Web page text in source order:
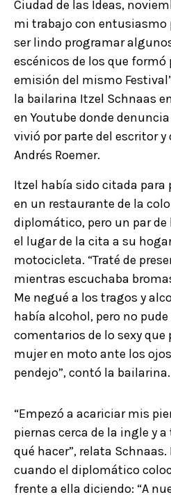
Ciudad de las Ideas,
mi trabajo con entusiasmo
ser lindo programar
escénicos de los que
emisión del mismo
la bailarina Itzel Schnaas
en Youtube donde
vivió por parte del escritor
Andrés Roemer.
Itzel había sido citada para
en un restaurante de la
diplomático, pero un par
el lugar de la cita a su
motocicleta. “Traté de
mientras escuchaba
Me negué a los tragos y
había alcohol, pero no
comentarios de lo sexy que
mujer en moto ante los
pendejo”, contó la bailarina.
“Empezó a acariciar mis
piernas cerca de la ingle y
qué hacer”, relata
cuando el diplomático
frente a ella diciendo: “A